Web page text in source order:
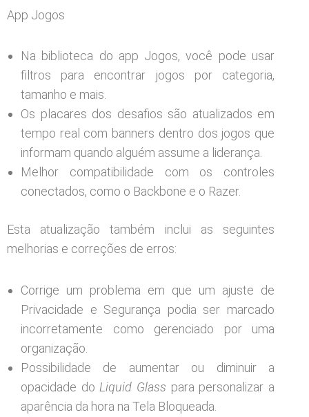
App Jogos
Na biblioteca do app Jogos, você pode usar
filtros para encontrar jogos por categoria,
tamanho e mais.
Os placares dos desafios são atualizados em
tempo real com banners dentro dos jogos que
informam quando alguém assume a liderança.
Melhor compatibilidade com os controles
conectados, como o Backbone e o Razer.
Esta atualização também inclui as seguintes
melhorias e correções de erros:
Corrige um problema em que um ajuste de
Privacidade e Segurança podia ser marcado
incorretamente como gerenciado por uma
organização.
Possibilidade de aumentar ou diminuir a
opacidade do Liquid Glass para personalizar a
aparência da hora na Tela Bloqueada.